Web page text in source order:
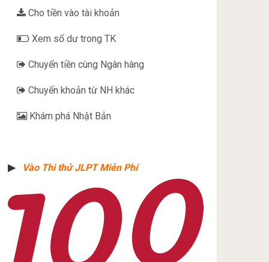
Cho tiền vào tài khoản
Xem số dư trong TK
Chuyển tiền cùng Ngân hàng
Chuyển khoản từ NH khác
Khám phá Nhật Bản
▶︎ Vào Thi thử JLPT Miễn Phí